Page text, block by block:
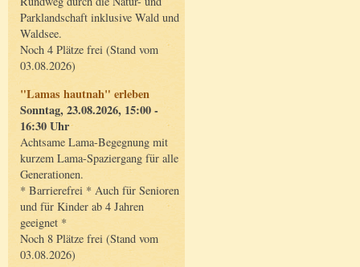
Parklandschaft inklusive Wald und
Waldsee.
Noch 4 Plätze frei (Stand vom
03.08.2026)
"Lamas hautnah" erleben
Sonntag, 23.08.2026, 15:00 -
16:30 Uhr
Achtsame Lama-Begegnung mit
kurzem Lama-Spaziergang für alle
Generationen.
* Barrierefrei * Auch für Senioren
und für Kinder ab 4 Jahren
geeignet *
Noch 8 Plätze frei (Stand vom
03.08.2026)